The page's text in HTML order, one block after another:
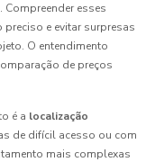
esses
e evitar surpresas
O entendimento
de preços
é a localização
de difícil acesso ou com
mais complexas